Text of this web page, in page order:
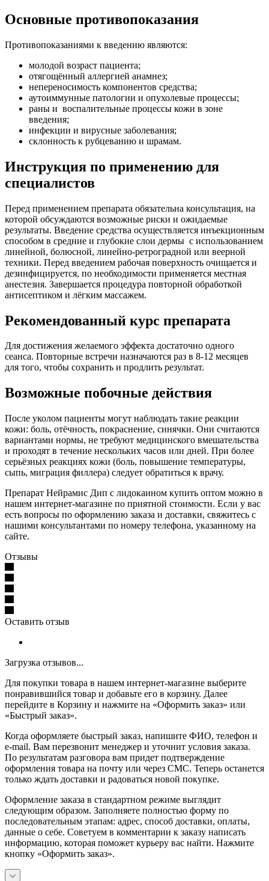
Основные противопоказания
Противопоказаниями к введению являются:
молодой возраст пациента;
отягощённый аллергией анамнез;
непереносимость компонентов средства;
аутоиммунные патологии и опухолевые процессы;
раны и воспалительные процессы кожи в зоне
введения;
инфекции и вирусные заболевания;
склонность к рубцеванию и шрамам.
Инструкция по применению для
специалистов
Перед применением препарата обязательна консультация, на
которой обсуждаются возможные риски и ожидаемые
результаты. Введение средства осуществляется инъекционным
способом в средние и глубокие слои дермы с использованием
линейной, болюсной, линейно-ретроградной или веерной
техники. Перед введением рабочая поверхность очищается и
дезинфицируется, по необходимости применяется местная
анестезия. Завершается процедура повторной обработкой
антисептиком и лёгким массажем.
Рекомендованный курс препарата
Для достижения желаемого эффекта достаточно одного
сеанса. Повторные встречи назначаются раз в 8-12 месяцев
для того, чтобы сохранить и продлить результат.
Возможные побочные действия
После уколом пациенты могут наблюдать такие реакции
кожи: боль, отёчность, покраснение, синячки. Они считаются
вариантами нормы, не требуют медицинского вмешательства
и проходят в течение нескольких часов или дней. При более
серьёзных реакциях кожи (боль, повышение температуры,
сыпь, миграция филлера) следует обратиться к врачу.
Препарат Нейрамис Дип с лидокаином купить оптом можно в
нашем интернет-магазине по приятной стоимости. Если у вас
есть вопросы по оформлению заказа и доставки, свяжитесь с
нашими консультантами по номеру телефона, указанному на
сайте.
Отзывы
Оставить отзыв
Загрузка отзывов...
Для покупки товара в нашем интернет-магазине выберите
понравившийся товар и добавьте его в корзину. Далее
перейдите в Корзину и нажмите на «Оформить заказ» или
«Быстрый заказ».
Когда оформляете быстрый заказ, напишите ФИО, телефон и
e-mail. Вам перезвонит менеджер и уточнит условия заказа.
По результатам разговора вам придет подтверждение
оформления товара на почту или через СМС. Теперь останется
только ждать доставки и радоваться новой покупке.
Оформление заказа в стандартном режиме выглядит
следующим образом. Заполняете полностью форму по
последовательным этапам: адрес, способ доставки, оплаты,
данные о себе. Советуем в комментарии к заказу написать
информацию, которая поможет курьеру вас найти. Нажмите
кнопку «Оформить заказ».